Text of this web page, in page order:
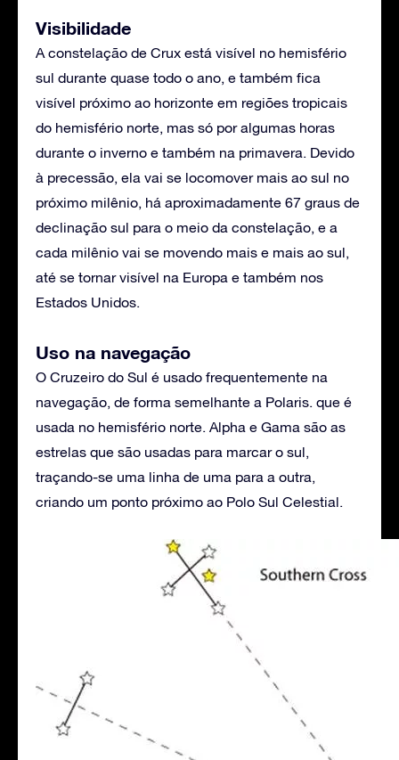
Visibilidade
A constelação de Crux está visível no hemisfério
sul durante quase todo o ano, e também fica
visível próximo ao horizonte em regiões tropicais
do hemisfério norte, mas só por algumas horas
durante o inverno e também na primavera. Devido
à precessão, ela vai se locomover mais ao sul no
próximo milênio, há aproximadamente 67 graus de
declinação sul para o meio da constelação, e a
cada milênio vai se movendo mais e mais ao sul,
até se tornar visível na Europa e também nos
Estados Unidos.
Uso na navegação
O Cruzeiro do Sul é usado frequentemente na
navegação, de forma semelhante a Polaris. que é
usada no hemisfério norte. Alpha e Gama são as
estrelas que são usadas para marcar o sul,
traçando-se uma linha de uma para a outra,
criando um ponto próximo ao Polo Sul Celestial.